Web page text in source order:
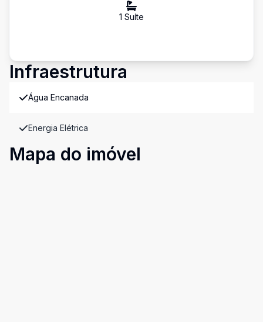
1 Suíte
Infraestrutura
Água Encanada
Energia Elétrica
Mapa do imóvel